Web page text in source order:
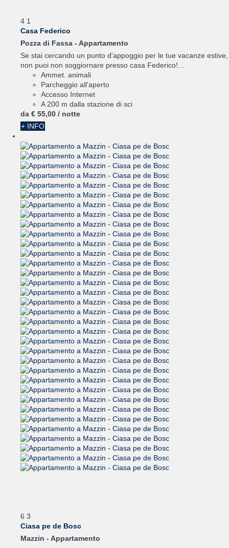
4 1
Casa Federico
Pozza di Fassa - Appartamento
Se stai cercando un punto d'appoggio per le tue vacanze estive,
non puoi non soggiornare presso casa Federico!...
Ammet. animali
Parcheggio all'aperto
Accesso Internet
A 200 m dalla stazione di sci
da € 55,00 / notte
+ INFO
6 3
Ciasa pe de Bosc
Mazzin - Appartamento